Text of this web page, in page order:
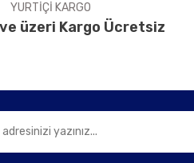
YURTİÇİ KARGO
üzeri Kargo Ücretsiz